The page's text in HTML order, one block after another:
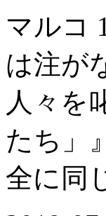
マルコ
は注が
人々を
たち」
全に同